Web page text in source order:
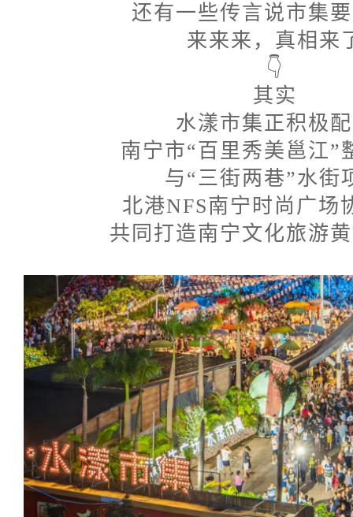
还有一些传言说市集
来来来，真相来
👇
其实
水漾市集正积极
南宁市“百里秀美邕江”
与“三街两巷”水街
北港NFS南宁时尚广场
共同打造南宁文化旅游